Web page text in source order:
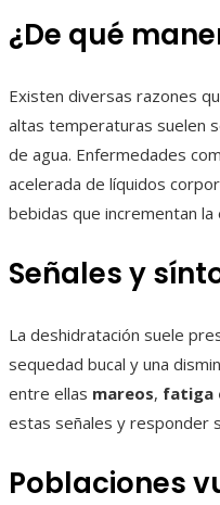
¿De qué
Existen diversas razones
altas temperaturas suelen
de agua. Enfermedades
acelerada de líquidos
bebidas que incrementan la
Señales y
La deshidratación suele
sequedad bucal y una
entre ellas mareos, fatiga
estas señales y responder
Poblaciones